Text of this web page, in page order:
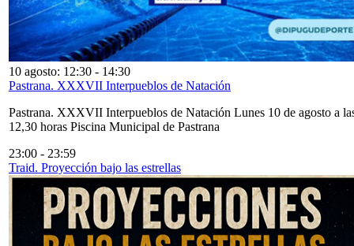
10 agosto: 12:30 - 14:30
Pastrana. XXXVII Interpueblos de Natación
Pastrana. XXXVII Interpueblos de Natación Lunes 10 de agosto a
12,30 horas Piscina Municipal de Pastrana
23:00 - 23:59
Traid. Proyección bajo las estrellas